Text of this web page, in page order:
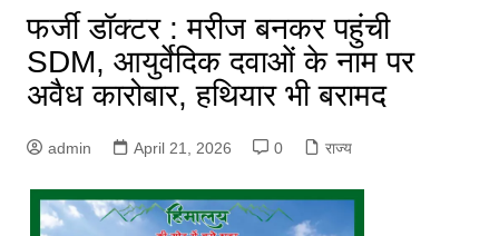
फर्जी डॉक्टर : मरीज बनकर पहुंची
SDM, आयुर्वेदिक दवाओं के नाम पर
अवैध कारोबार, हथियार भी बरामद
admin April 21, 2026 0 राज्य